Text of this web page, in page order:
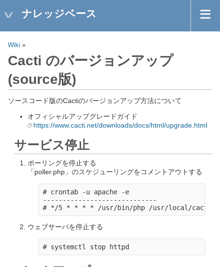
ナレッジベース
Wiki »
Cacti のバージョンアップ
(source版)
ソースコード版のCactiのバージョンアップ方法について
オフィシャルアップグレードガイド
https://www.cacti.net/downloads/docs/html/upgrade.html
サービス停止
ポーリングを停止する
「poller.php」のスケジューリングをコメントアウトする
# crontab -u apache -e
-----------------------------
ウェブサーバを停止する